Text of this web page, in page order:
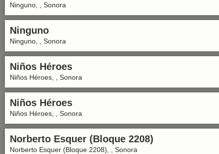
Ninguno, , Sonora
Ninguno
Ninguno, , Sonora
Niños Héroes
Niños Héroes, , Sonora
Niños Héroes
Niños Héroes, , Sonora
Norberto Esquer (Bloque 2208)
Norberto Esquer (Bloque 2208), , Sonora